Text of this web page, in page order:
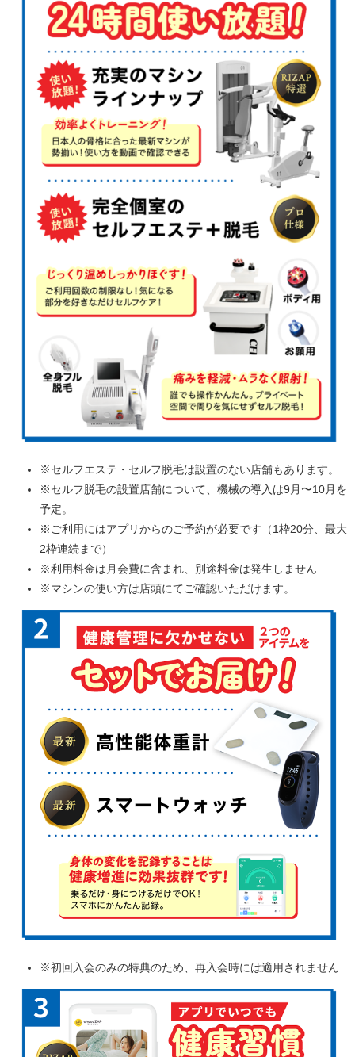
※セルフエステ・セルフ脱毛は設置のない店舗もあります。
※セルフ脱毛の設置店舗について、機械の導入は9月〜10月を
予定。
※ご利用にはアプリからのご予約が必要です（1枠20分、最大
2枠連続まで）
※利用料金は月会費に含まれ、別途料金は発生しません
※マシンの使い方は店頭にてご確認いただけます。
※初回入会のみの特典のため、再入会時には適用されません